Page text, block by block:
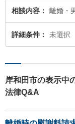
相談内容 離婚・
詳細条件 未選択
岸和田市の表示中
法律Q&A